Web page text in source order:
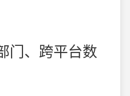
门、跨平台数